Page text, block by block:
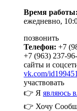
Время работы:
ежедневно,
позвонить
Телефон: +7
+7 (963) 237-
сайты и
vk.com/
участвовать
👉 Я являюсь
👉 Хочу